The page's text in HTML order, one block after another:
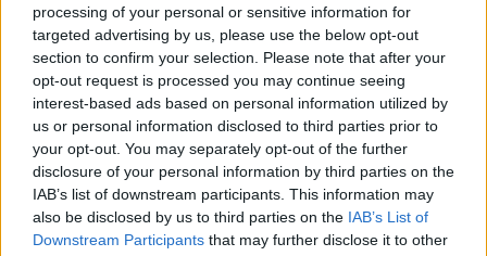
processing of your personal or sensitive information for
targeted advertising by us, please use the below opt-out
section to confirm your selection. Please note that after your
opt-out request is processed you may continue seeing
interest-based ads based on personal information utilized by
us or personal information disclosed to third parties prior to
your opt-out. You may separately opt-out of the further
disclosure of your personal information by third parties on the
IAB’s list of downstream participants. This information may
also be disclosed by us to third parties on the IAB’s List of
Downstream Participants that may further disclose it to other
Επιστήμονες που προσπαθούν να διαπιστώσουν αν υπάρχει ή
όχι ο χανταϊός στην Ουσουάια της Αργεντινής τοποθέτησαν
τις πρώτες παγίδες για τη σύλληψη τρωκτικών που ενδέχεται
να είναι φορείς της νόσου.
19.05.2026 13:48
Αγγελική